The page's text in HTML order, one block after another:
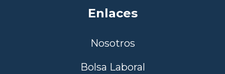
Enlaces
Nosotros
Bolsa Laboral